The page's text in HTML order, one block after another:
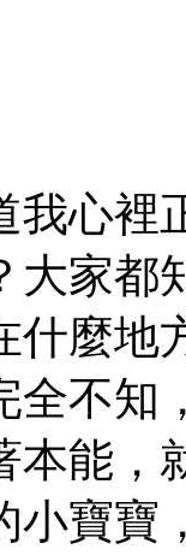
心裡
大家都
什麼地
全不知
本能，
小寶寶